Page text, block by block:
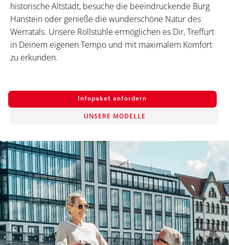
historische Altstadt, besuche die beeindruckende Burg
Hanstein oder genieße die wunderschöne Natur des
Werratals. Unsere Rollstühle ermöglichen es Dir, Treffurt
in Deinem eigenen Tempo und mit maximalem Komfort
zu erkunden.
Infopaket anfordern
UNSERE MODELLE